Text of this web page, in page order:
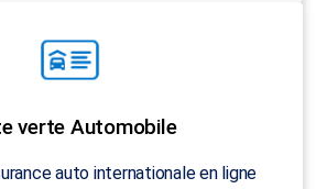
verte Automobile
auto internationale en ligne